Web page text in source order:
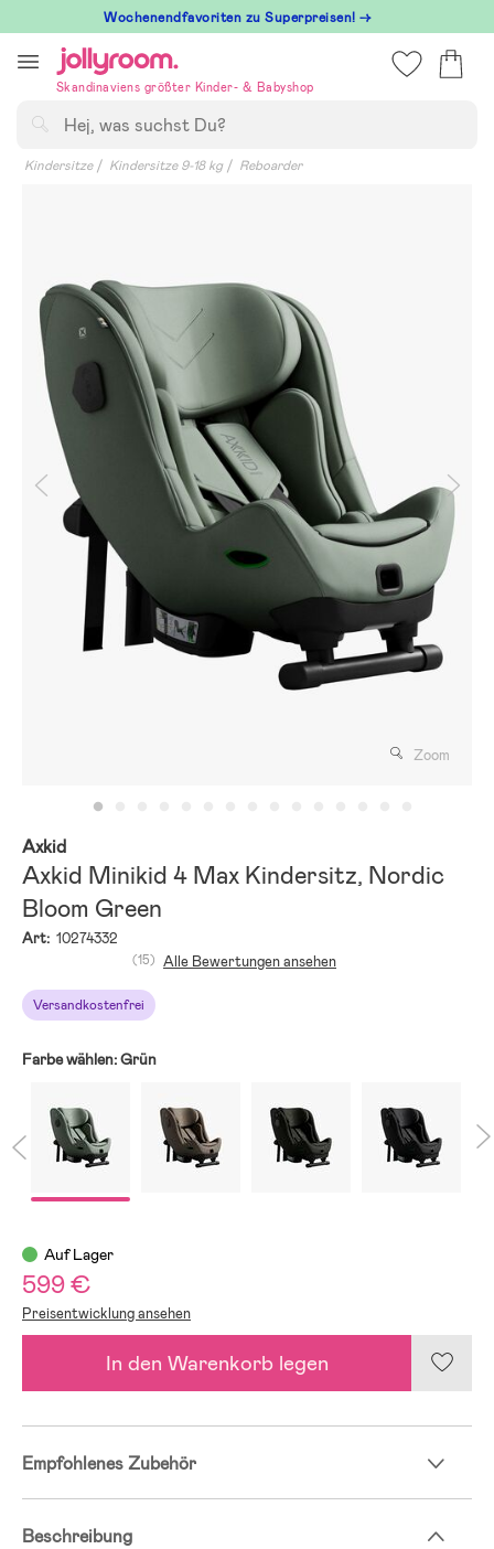
till
innehållet
Wochenendfavoriten zu Superpreisen! →
Skandinaviens größter Kinder- & Babyshop
Kindersitze Kindersitze 9-18 kg Reboarder
Zoom
Axkid
Axkid Minikid 4 Max Kindersitz, Nordic
Bloom Green
Art: 10274332
Versandkostenfrei
(15) Alle Bewertungen ansehen
Farbe wählen:Grün
Auf Lager
599 €
Preisentwicklung ansehen
In den Warenkorb legen
Empfohlenes Zubehör
Beschreibung